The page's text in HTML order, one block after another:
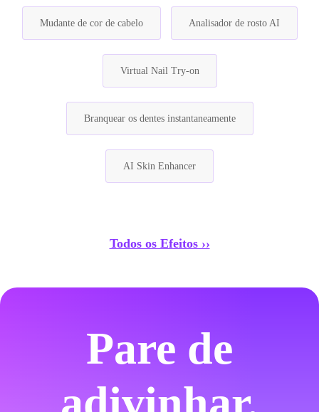
Mudante de cor de cabelo Analisador de rosto AI
Virtual Nail Try-on
Branquear os dentes instantaneamente
AI Skin Enhancer
Todos os Efeitos ››
Pare de